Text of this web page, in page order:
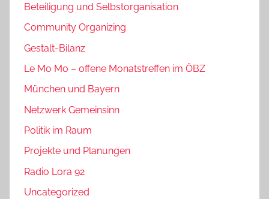
Beteiligung und Selbstorganisation
Community Organizing
Gestalt-Bilanz
Le Mo Mo – offene Monatstreffen im ÖBZ
München und Bayern
Netzwerk Gemeinsinn
Politik im Raum
Projekte und Planungen
Radio Lora 92
Uncategorized